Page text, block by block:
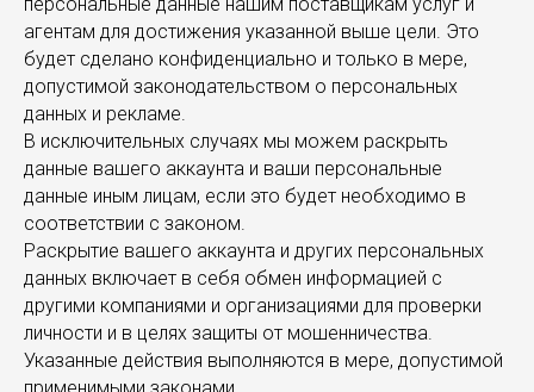
агентам для достижения указанной выше цели. Это
будет сделано конфиденциально и только в мере,
допустимой законодательством о персональных
данных и рекламе.
В исключительных случаях мы можем раскрыть
данные вашего аккаунта и ваши персональные
данные иным лицам, если это будет необходимо в
соответствии с законом.
Раскрытие вашего аккаунта и других персональных
данных включает в себя обмен информацией с
другими компаниями и организациями для проверки
личности и в целях защиты от мошенничества.
Указанные действия выполняются в мере, допустимой